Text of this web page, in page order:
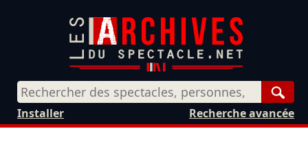
Recherche avancée
Installer